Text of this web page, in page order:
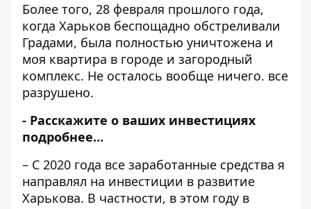
Более того, 28 февраля прошлого года,
когда Харьков беспощадно обстреливали
Градами, была полностью уничтожена и
моя квартира в городе и загородный
комплекс. Не осталось вообще ничего. все
разрушено.
- Расскажите о ваших инвестициях
подробнее…
– С 2020 года все заработанные средства я
направлял на инвестиции в развитие
Харькова. В частности, в этом году в